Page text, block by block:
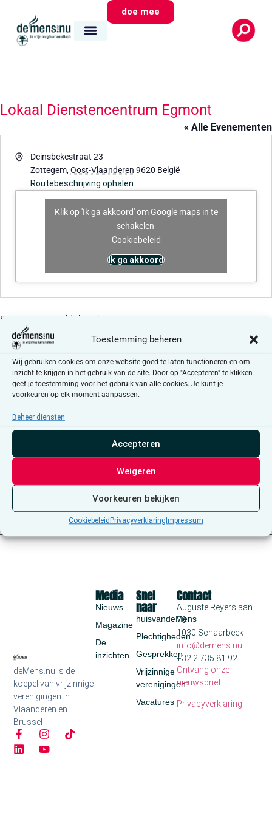
Toestemming beheren
Wij gebruiken cookies om onze website goed te laten functioneren en om
inzicht te krijgen in het gebruik van de site. Door op "Accepteren" te klikken
geef je toestemming voor het gebruik van alle cookies. Je kunt je
voorkeuren op elk moment aanpassen.
Beheer diensten
Accepteren
Weigeren
Voorkeuren bekijken
Cookiebeleid Privacyverklaring Impressum
doe mee
Lokaal Dienstencentrum Egmont
« Alle Evenementen
AdresDeinsbekestraat 23
Zottegem,Oost-Vlaanderen 9620 België
Routebeschrijving ophalen
Klik op 'Ik ga akkoord' om Google maps in te
schakelen
Cookiebeleid
Ik ga akkoord
Evenementen at this locatie
Bericht Er zijn geen resultaten gevonden.
Aankomende
Selecteer
datum.Vorige Evenementen
deMens.nu is de
koepel van vrijzinnige
verenigingen in
Vlaanderen en
Brussel
Snel
naar
huisvandeMens
Plechtigheden
Gesprekken
Vrijzinnige
verenigingen
Vacatures
Media
Nieuws
Magazine
De
inzichten
Contact
Auguste Reyerslaan
70
1030 Schaarbeek
info@demens.nu
+32 2 735 81 92
Ontvang onze
nieuwsbrief
Privacyverklaring